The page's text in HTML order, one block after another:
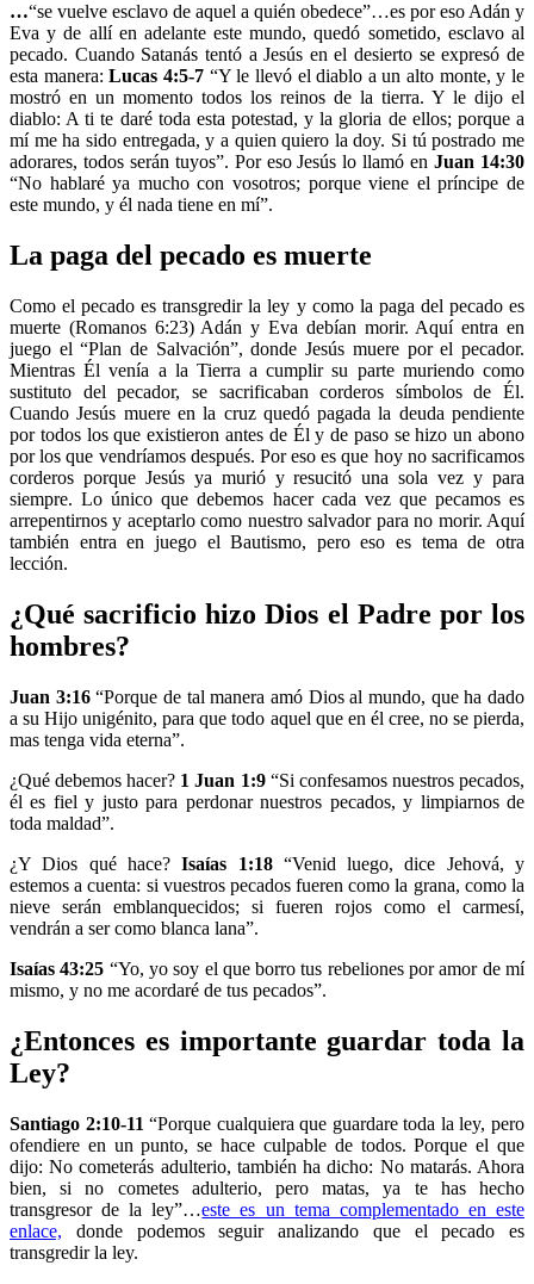
…“se vuelve esclavo de aquel a quién obedece”…es por eso Adán y
Eva y de allí en adelante este mundo, quedó sometido, esclavo al
pecado. Cuando Satanás tentó a Jesús en el desierto se expresó de
esta manera:Lucas 4:5-7“Y le llevó el diablo a un alto monte, y le
mostró en un momento todos los reinos de la tierra. Y le dijo el
diablo: A ti te daré toda esta potestad, y la gloria de ellos; porque a
mí me ha sido entregada, y a quien quiero la doy. Si tú postrado me
adorares, todos serán tuyos”. Por eso Jesús lo llamó enJuan 14:30
“No hablaré ya mucho con vosotros; porque viene el príncipe de
este mundo, y él nada tiene en mí”.
La paga del pecado es muerte
Como el pecado es transgredir la ley y como la paga del pecado es
muerte (Romanos 6:23) Adán y Eva debían morir. Aquí entra en
juego el “Plan de Salvación”, donde Jesús muere por el pecador.
Mientras Él venía a la Tierra a cumplir su parte muriendo como
sustituto del pecador, se sacrificaban corderos símbolos de Él.
Cuando Jesús muere en la cruz quedó pagada la deuda pendiente
por todos los que existieron antes de Él y de paso se hizo un abono
por los que vendríamos después. Por eso es que hoy no sacrificamos
corderos porque Jesús ya murió y resucitó una sola vez y para
siempre. Lo único que debemos hacer cada vez que pecamos es
arrepentirnos y aceptarlo como nuestro salvador para no morir. Aquí
también entra en juego el Bautismo, pero eso es tema de otra
lección.
¿Qué sacrificio hizo Dios el Padre por los
hombres?
Juan 3:16“Porque de tal manera amó Dios al mundo, que ha dado
a su Hijo unigénito, para que todo aquel que en él cree, no se pierda,
mas tenga vida eterna”.
¿Qué debemos hacer? 1 Juan 1:9“Si confesamos nuestros pecados,
él es fiel y justo para perdonar nuestros pecados, y limpiarnos de
toda maldad”.
¿Y Dios qué hace?Isaías 1:18“Venid luego, dice Jehová, y
estemos a cuenta: si vuestros pecados fueren como la grana, como la
nieve serán emblanquecidos; si fueren rojos como el carmesí,
vendrán a ser como blanca lana”.
Isaías 43:25 “Yo, yo soy el que borro tus rebeliones por amor de mí
mismo, y no me acordaré de tus pecados”.
¿Entonces es importante guardar toda la
Ley?
Santiago 2:10-11 “Porque cualquiera que guardare toda la ley, pero
ofendiere en un punto, se hace culpable de todos. Porque el que
dijo: No cometerás adulterio, también ha dicho: No matarás. Ahora
bien, si no cometes adulterio, pero matas, ya te has hecho
transgresor de la ley”…este es un tema complementado en este
enlace, donde podemos seguir analizando que el pecado es
transgredir la ley.